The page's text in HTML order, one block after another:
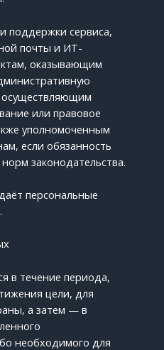
поддержки сервиса,
почты и ИТ-
оказывающим
осуществляющим
или правовое
уполномоченным
если обязанность
законодательства.
персональные
в течение периода,
цели, для
а затем — в
необходимого для